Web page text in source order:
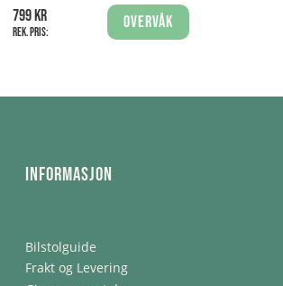
799 kr
Rek. pris:
Overvåk
Informasjon
Bilstolguide
Frakt og Levering